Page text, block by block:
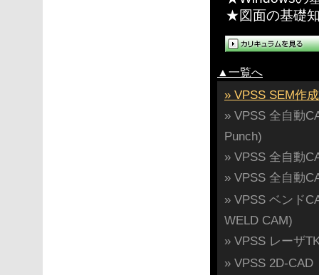
★図面の基礎
▲一覧へ
» VPSS SEM作
» VPSS 全自動
Punch)
» VPSS 全自動
» VPSS 全自動
» VPSS ベンド
WELD CAM)
» VPSS レーザ
» VPSS 2D-CAD